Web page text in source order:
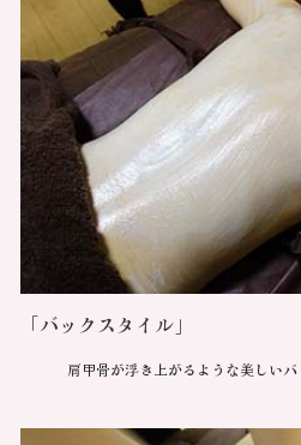
「バックスタイル」
肩甲骨が浮き上がるような美しいバ